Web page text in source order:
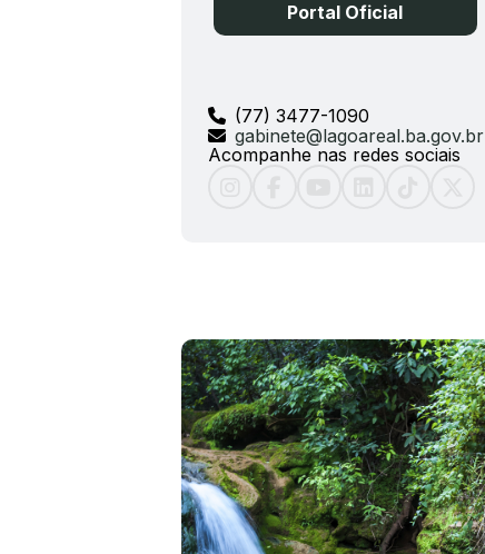
(77) 3477-1090
gabinete@lagoareal.ba.gov.br
Acompanhe nas redes sociais
Portal Oficial